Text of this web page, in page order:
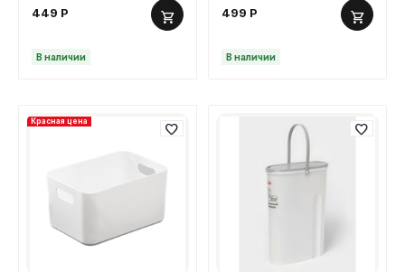
449 Р
В наличии
499 Р
В наличии
Красная цена